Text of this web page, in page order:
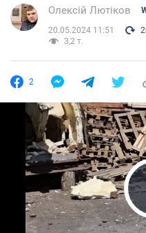
Олексій Лютіков
20.05.2024 11:51
3,2 т.
2